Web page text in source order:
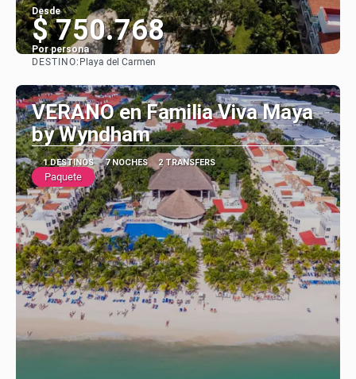
Desde
$ 750.768
Por persona
DESTINO: Playa del Carmen
VERANO en Familia Viva Maya
by Wyndham
1 DESTINOS 7 NOCHES 2 TRANSFERS
Paquete